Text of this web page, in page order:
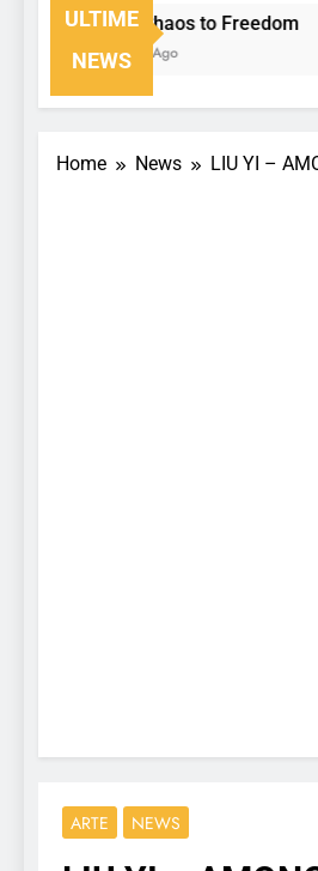
ULTIME
NEWS
From Chaos to Freedom
1 Giorno Ago
Home News LIU YI –
ARTE NEWS